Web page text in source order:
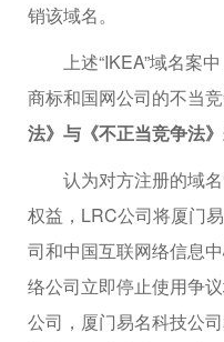
销该域名。
上述“IKEA”域名案中
商标和国网公司的不当
法》与《不正当竞争法
认为对方注册的域名
权益，LRC公司将厦门
司和中国互联网络信息
络公司立即停止使用争
公司，厦门易名科技公